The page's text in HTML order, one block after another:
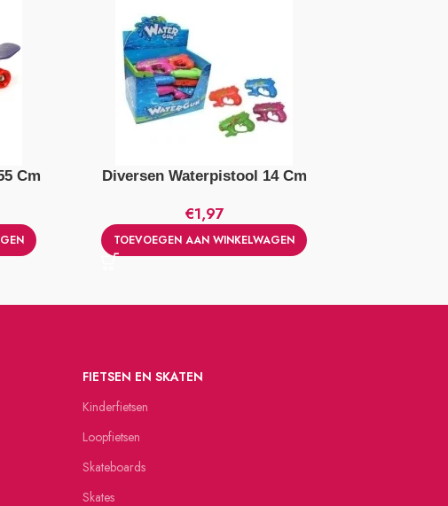
Cm Diversen Waterpistool 14 Cm
€1,97
TOEVOEGEN AAN WINKELWAGEN
FIETSEN EN SKATEN
Kinderfietsen
Loopfietsen
Skateboards
Skates